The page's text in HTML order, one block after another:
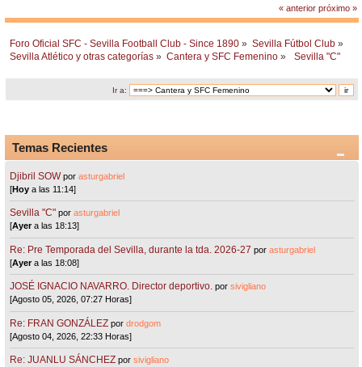
« anterior próximo »
Foro Oficial SFC - Sevilla Football Club - Since 1890 » Sevilla Fútbol Club »
Sevilla Atlético y otras categorías » Cantera y SFC Femenino » Sevilla "C"
Ir a:
Temas Recientes
Djibril SOW porasturgabriel
[Hoy a las 11:14]
Sevilla "C"porasturgabriel
[Ayera las 18:13]
Re: Pre Temporada del Sevilla, durante la tda. 2026-27 porasturgabriel
[Ayera las 18:08]
JOSÉ IGNACIO NAVARRO. Director deportivo. porsivigliano
[Agosto 05, 2026, 07:27 Horas]
Re: FRAN GONZÁLEZ pordrodgom
[Agosto 04, 2026, 22:33 Horas]
Re: JUANLU SÁNCHEZ porsivigliano